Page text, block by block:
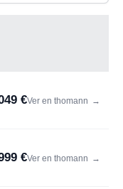
€Ver en thomann →
€Ver en thomann →